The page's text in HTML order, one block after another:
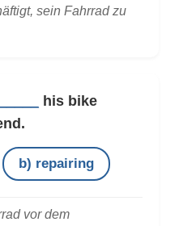
sein Fahrrad zu
his bike
b) repairing
vor dem